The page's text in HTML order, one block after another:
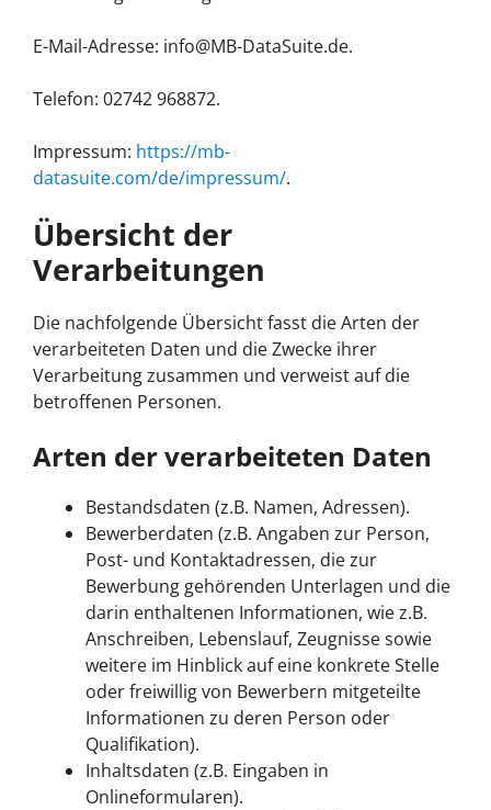
E-Mail-Adresse: info@MB-DataSuite.de.
Telefon: 02742 968872.
Impressum: https://mb-
datasuite.com/de/impressum/.
Übersicht der
Verarbeitungen
Die nachfolgende Übersicht fasst die Arten der
verarbeiteten Daten und die Zwecke ihrer
Verarbeitung zusammen und verweist auf die
betroffenen Personen.
Arten der verarbeiteten Daten
Bestandsdaten (z.B. Namen, Adressen).
Bewerberdaten (z.B. Angaben zur Person,
Post- und Kontaktadressen, die zur
Bewerbung gehörenden Unterlagen und die
darin enthaltenen Informationen, wie z.B.
Anschreiben, Lebenslauf, Zeugnisse sowie
weitere im Hinblick auf eine konkrete Stelle
oder freiwillig von Bewerbern mitgeteilte
Informationen zu deren Person oder
Qualifikation).
Inhaltsdaten (z.B. Eingaben in
Onlineformularen).